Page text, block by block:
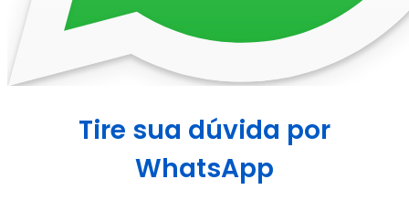
Tire sua dúvida por
WhatsApp